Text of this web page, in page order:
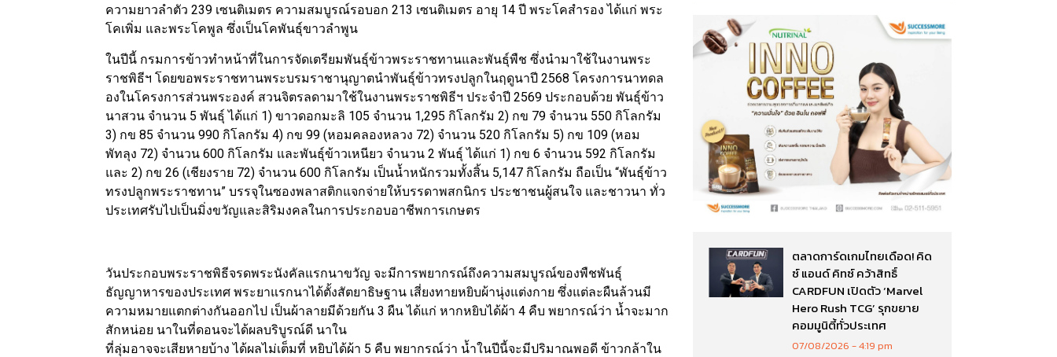
ความยาวลำตัว 239 เซนติเมตร ความสมบูรณ์รอบอก 213 เซนติเมตร อายุ 14 ปี พระโคสำรอง ได้แก่ พระ
โคเพิ่ม และพระโคพูล ซึ่งเป็นโคพันธุ์ขาวลำพูน
ในปีนี้ กรมการข้าวทำหน้าที่ในการจัดเตรียมพันธุ์ข้าวพระราชทานและพันธุ์พืช ซึ่งนำมาใช้ในงานพระ
ราชพิธีฯ โดยขอพระราชทานพระบรมราชานุญาตนำพันธุ์ข้าวทรงปลูกในฤดูนาปี 2568 โครงการนาทดล
องในโครงการส่วนพระองค์ สวนจิตรลดามาใช้ในงานพระราชพิธีฯ ประจำปี 2569 ประกอบด้วย พันธุ์ข้าว
นาสวน จำนวน 5 พันธุ์ ได้แก่ 1) ขาวดอกมะลิ 105 จำนวน 1,295 กิโลกรัม 2) กข 79 จำนวน 550 กิโลกรัม
3) กข 85 จำนวน 990 กิโลกรัม 4) กข 99 (หอมคลองหลวง 72) จำนวน 520 กิโลกรัม 5) กข 109 (หอม
พัทลุง 72) จำนวน 600 กิโลกรัม และพันธุ์ข้าวเหนียว จำนวน 2 พันธุ์ ได้แก่ 1) กข 6 จำนวน 592 กิโลกรัม
และ 2) กข 26 (เชียงราย 72) จำนวน 600 กิโลกรัม เป็นน้ำหนักรวมทั้งสิ้น 5,147 กิโลกรัม ถือเป็น “พันธุ์ข้าว
ทรงปลูกพระราชทาน” บรรจุในซองพลาสติกแจกจ่ายให้บรรดาพสกนิกร ประชาชนผู้สนใจ และชาวนา ทั่ว
ประเทศรับไปเป็นมิ่งขวัญและสิริมงคลในการประกอบอาชีพการเกษตร
วันประกอบพระราชพิธีจรดพระนังคัลแรกนาขวัญ จะมีการพยากรณ์ถึงความสมบูรณ์ของพืชพันธุ์
ธัญญาหารของประเทศ พระยาแรกนาได้ตั้งสัตยาธิษฐาน เสี่ยงทายหยิบผ้านุ่งแต่งกาย ซึ่งแต่ละผืนล้วนมี
ความหมายแตกต่างกันออกไป เป็นผ้าลายมีด้วยกัน 3 ผืน ได้แก่ หากหยิบได้ผ้า 4 คืบ พยากรณ์ว่า น้ำจะมาก
สักหน่อย นาในที่ดอนจะได้ผลบริบูรณ์ดี นาใน
ที่ลุ่มอาจจะเสียหายบ้าง ได้ผลไม่เต็มที่ หยิบได้ผ้า 5 คืบ พยากรณ์ว่า น้ำในปีนี้จะมีปริมาณพอดี ข้าวกล้าใน
ตลาดการ์ดเกมไทยเดือด! คิด
ซ์ แอนด์ คิทซ์ คว้าสิทธิ์
CARDFUN เปิดตัว ‘Marvel
Hero Rush TCG’ รุกขยาย
คอมมูนิตี้ทั่วประเทศ
07/08/2026 4:19 pm